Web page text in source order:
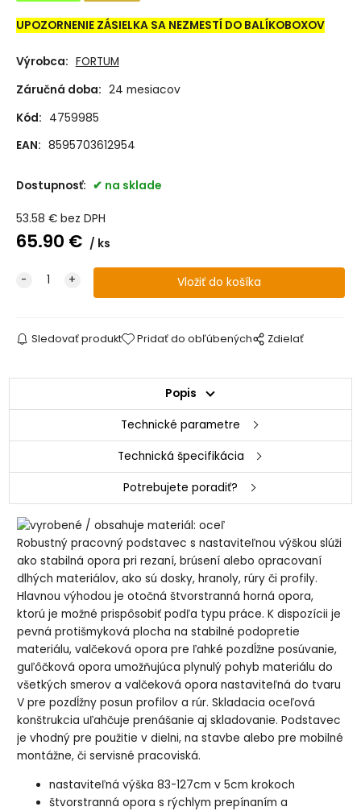
UPOZORNENIE ZÁSIELKA SA NEZMESTÍ DO BALÍKOBOXOV
Výrobca: FORTUM
Záručná doba: 24 mesiacov
Kód: 4759985
EAN: 8595703612954
Dostupnosť: na sklade
53.58 € bez DPH
65.90 € ks
Sledovať produkt Pridať do obľúbených Zdielať
Popis
Technické parametre
Technická špecifikácia
Potrebujete poradiť?
Robustný pracovný podstavec s nastaviteľnou výškou slúži
ako stabilná opora pri rezaní, brúsení alebo opracovaní
dlhých materiálov, ako sú dosky, hranoly, rúry či profily.
Hlavnou výhodou je otočná štvorstranná horná opora,
ktorú je možné prispôsobiť podľa typu práce. K dispozícii je
pevná protišmyková plocha na stabilné podopretie
materiálu, valčeková opora pre ľahké pozdĺžne posúvanie,
guľôčková opora umožňujúca plynulý pohyb materiálu do
všetkých smerov a valčeková opora nastaviteľná do tvaru
V pre pozdĺžny posun profilov a rúr. Skladacia oceľová
konštrukcia uľahčuje prenášanie aj skladovanie. Podstavec
je vhodný pre použitie v dielni, na stavbe alebo pre mobilné
montážne, či servisné pracoviská.
nastaviteľná výška 83-127cm v 5cm krokoch
štvorstranná opora s rýchlym prepínaním a